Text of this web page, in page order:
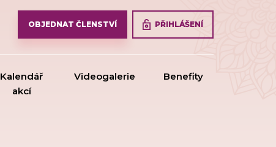
OBJEDNAT ČLENSTVÍ PŘIHLÁŠENÍ
Kalendář
akcí
Videogalerie Benefity